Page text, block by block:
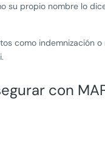
su propio nombre lo
como indemnización
con